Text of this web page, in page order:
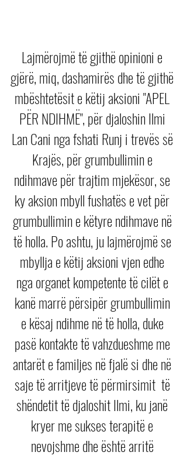
Lajmërojmë të gjithë opinioni e
gjërë, miq, dashamirës dhe të gjithë
mbështetësit e këtij aksioni "APEL
PËR NDIHMË", për djaloshin Ilmi
Lan Cani nga fshati Runj i trevës së
Krajës, për grumbullimin e
ndihmave për trajtim mjekësor, se
ky aksion mbyll fushatës e vet për
grumbullimin e këtyre ndihmave në
të holla. Po ashtu, ju lajmërojmë se
mbyllja e këtij aksioni vjen edhe
nga organet kompetente të cilët e
kanë marrë përsipër grumbullimin
e kësaj ndihme në të holla, duke
pasë kontakte të vahzdueshme me
antarët e familjes në fjalë si dhe në
saje të arritjeve të përmirsimit  të
shëndetit të djaloshit Ilmi, ku janë
kryer me sukses terapitë e
nevojshme dhe është arritë